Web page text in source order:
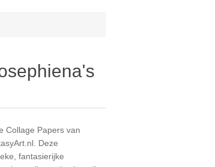
Collage Papers van
Deze
fantasierijke